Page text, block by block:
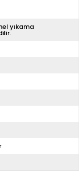
yıkama